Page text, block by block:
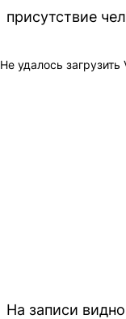
присутствие
Не удалось загрузить
На записи